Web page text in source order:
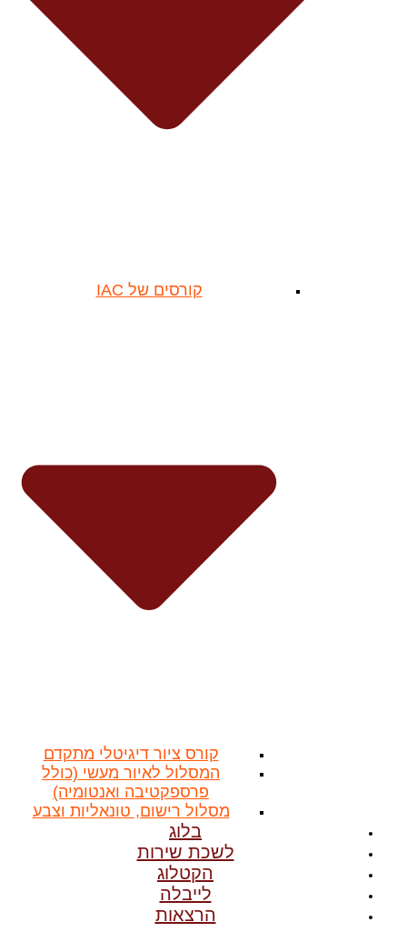
קורסים של IAC
קורס ציור דיגיטלי מתקדם
המסלול לאיור מעשי (כולל
פרספקטיבה ואנטומיה)
מסלול רישום, טונאליות וצבע
בלוג
לשכת שירות
הקטלוג
לייבלה
הרצאות